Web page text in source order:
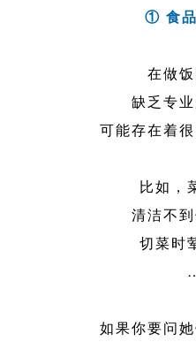
① 食
在做
缺乏专业
可能存在着
比如，
清洁不
切菜时
如果你要问